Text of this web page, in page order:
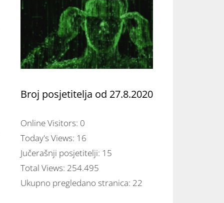
Broj posjetitelja od 27.8.2020
Online Visitors: 0
Today's Views: 16
Jučerašnji posjetitelji: 15
Total Views: 254.495
Ukupno pregledano stranica: 22